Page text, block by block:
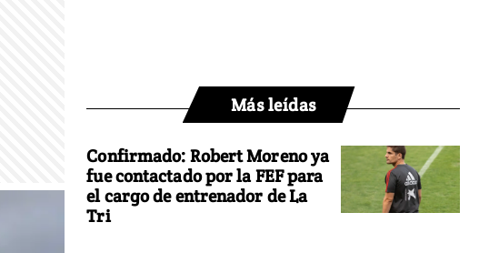
Más leídas
Confirmado: Robert Moreno ya
fue contactado por la FEF para
el cargo de entrenador de La
Tri